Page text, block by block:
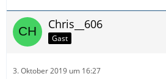
Chris__606
Gast
3. Oktober 2019 um 16:27